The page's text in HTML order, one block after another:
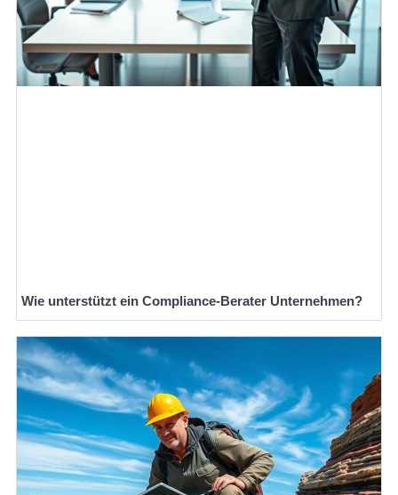
Wie unterstützt ein Compliance-Berater Unternehmen?